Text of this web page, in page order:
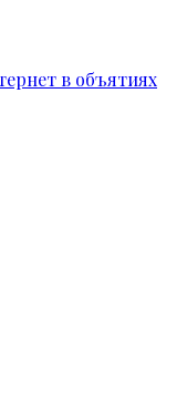
в объятиях